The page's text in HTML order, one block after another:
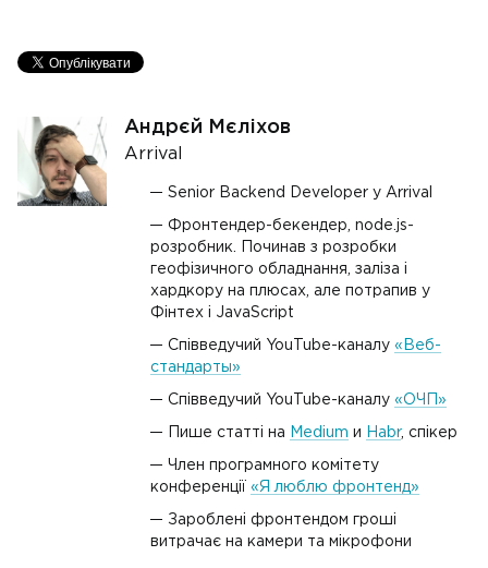
Андрєй Мєліхов
Arrival
Senior Backend Developer у Arrival
Фронтендер-бекендер, node.js-
розробник. Починав з розробки
геофізичного обладнання, заліза і
хардкору на плюсах, але потрапив у
Фінтех і JavaScript
Співведучий YouTube-каналу «Веб-
стандарты»
Співведучий YouTube-каналу «ОЧП»
Пише статті на Medium и Habr, спікер
Член програмного комітету
конференції «Я люблю фронтенд»
Зароблені фронтендом гроші
витрачає на камери та мікрофони